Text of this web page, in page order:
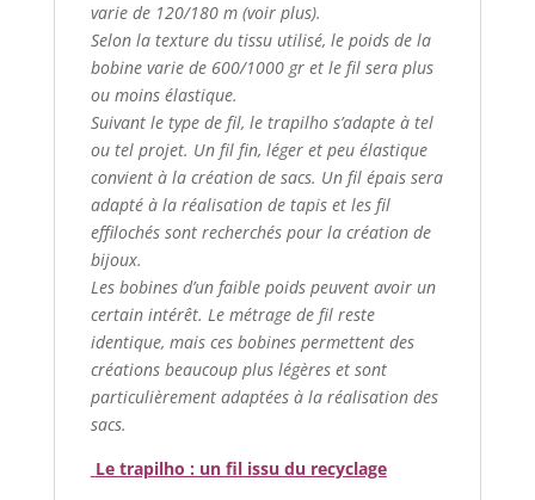
varie de 120/180 m (voir plus).
Selon la texture du tissu utilisé, le poids de la
bobine varie de 600/1000 gr et le fil sera plus
ou moins élastique.
Suivant le type de fil, le trapilho s’adapte à tel
ou tel projet. Un fil fin, léger et peu élastique
convient à la création de sacs. Un fil épais sera
adapté à la réalisation de tapis et les fil
effilochés sont recherchés pour la création de
bijoux.
Les bobines d’un faible poids peuvent avoir un
certain intérêt. Le métrage de fil reste
identique, mais ces bobines permettent des
créations beaucoup plus légères et sont
particulièrement adaptées à la réalisation des
sacs.
Le trapilho : un fil issu du recyclage